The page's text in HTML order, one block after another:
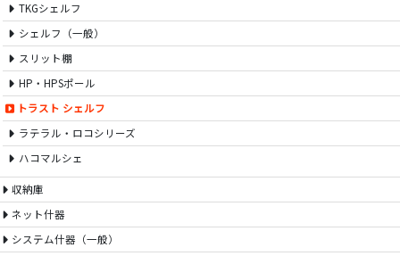
TKGシェルフ
シェルフ（一般）
スリット棚
HP・HPSポール
トラスト シェルフ
ラテラル・ロコシリーズ
ハコマルシェ
収納庫
ネット什器
システム什器（一般）